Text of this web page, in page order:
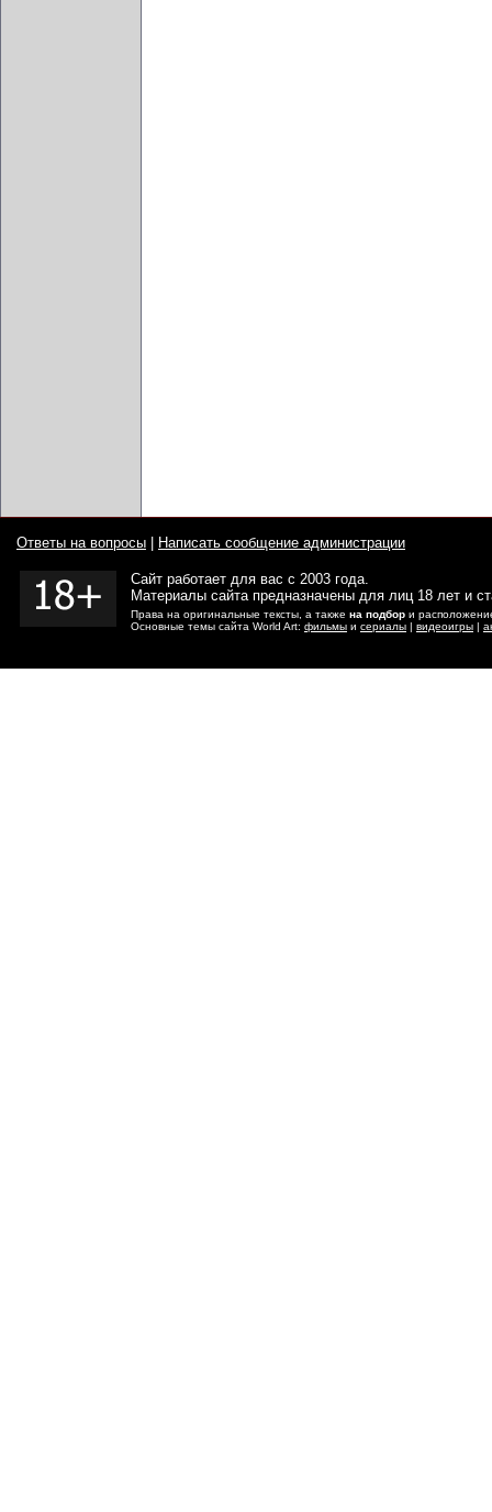
Ответы на вопросы Написать сообщение администрации
Сайт работает для вас с 2003 года.
Материалы сайта предназначены для лиц 18 лет и
Права на оригинальные тексты, а также на подбор и
Основные темы сайта World Art: фильмы и сериалы | видеоигры |